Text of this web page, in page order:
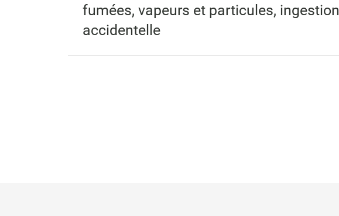
fumées, vapeurs et particules, ingestion
accidentelle